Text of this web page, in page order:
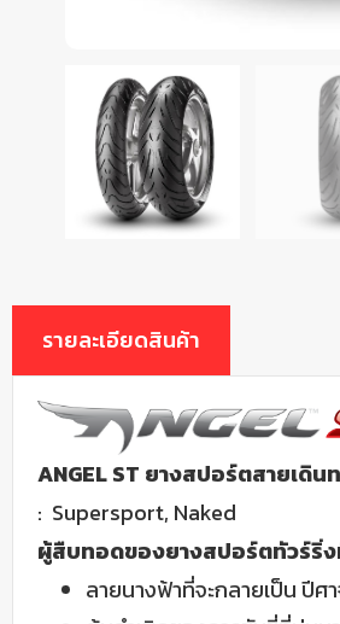
รายละเอียดสินค้า
ANGEL ST ยางสปอร์ตสายเดิ
: Supersport, Naked
ผู้สืบทอดของยางสปอร์ตทัวร์ริ่ง
ลายนางฟ้าที่จะกลายเป็น ปี